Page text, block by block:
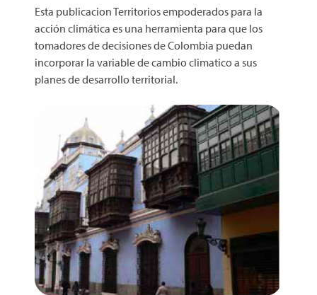
Esta publicacion Territorios empoderados para la
acción climática es una herramienta para que los
tomadores de decisiones de Colombia puedan
incorporar la variable de cambio climatico a sus
planes de desarrollo territorial.